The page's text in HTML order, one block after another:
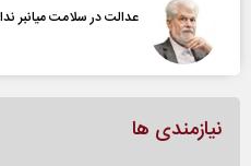
عدالت در سلامت میانبر
نیازمندی ها